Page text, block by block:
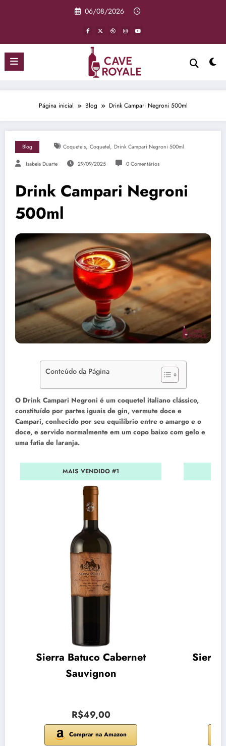
06/08/2026
Página inicial Blog Drink Campari Negroni 500ml
Blog Coqueteis, Coquetel, Drink Campari Negroni 500ml
Isabela Duarte 29/09/2025 0 Comentários
Drink Campari Negroni
500ml
Conteúdo da Página
O Drink Campari Negroni é um coquetel italiano clássico,
constituído por partes iguais de gin, vermute doce e
Campari, conhecido por seu equilíbrio entre o amargo e o
doce, e servido normalmente em um copo baixo com gelo e
uma fatia de laranja.
MAIS VENDIDO #1
Sierra Batuco Cabernet
Sauvignon
R$49,00
Comprar na Amazon
Sierra